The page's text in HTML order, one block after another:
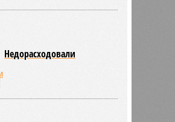
Недорасходовали